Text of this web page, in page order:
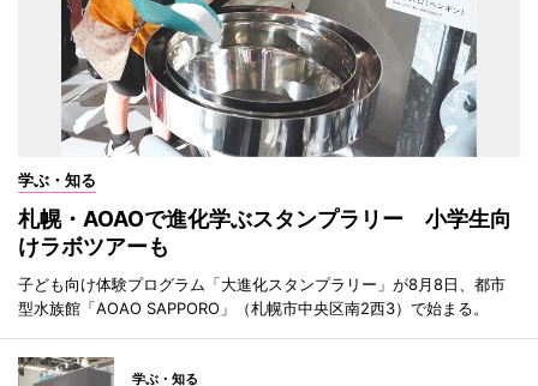
学ぶ・知る
札幌・AOAOで進化学ぶスタンプラリー 小学生向
けラボツアーも
子ども向け体験プログラム「大進化スタンプラリー」が8月8日、都市
型水族館「AOAO SAPPORO」（札幌市中央区南2西3）で始まる。
学ぶ・知る